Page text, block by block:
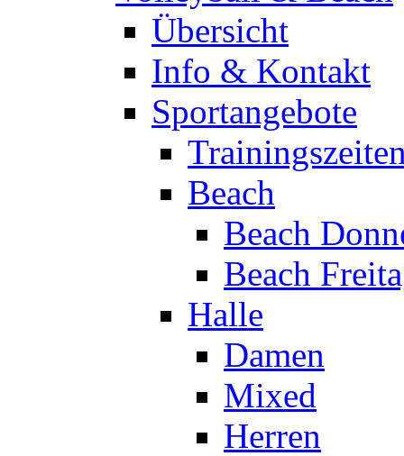
Übersicht
Info & Kontakt
Sportangebote
Beach
Beach
Beach
Halle
Damen
Mixed
Herren